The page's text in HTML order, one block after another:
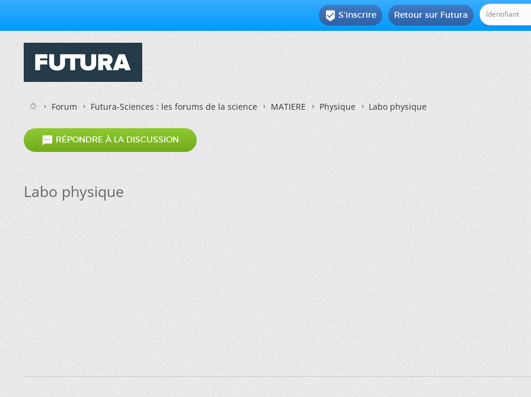
Retour sur Futura
 S'inscrire
Forum Futura-Sciences : les forums de la science MATIERE Physique Labo physique
 RÉPONDRE À LA DISCUSSION
Labo physique